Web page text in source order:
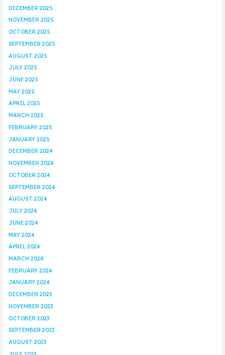
DECEMBER 2025
NOVEMBER 2025
OCTOBER 2025
SEPTEMBER 2025
AUGUST 2025
JULY 2025
JUNE 2025
MAY 2025
APRIL 2025
MARCH 2025
FEBRUARY 2025
JANUARY 2025
DECEMBER 2024
NOVEMBER 2024
OCTOBER 2024
SEPTEMBER 2024
AUGUST 2024
JULY 2024
JUNE 2024
MAY 2024
APRIL 2024
MARCH 2024
FEBRUARY 2024
JANUARY 2024
DECEMBER 2023
NOVEMBER 2023
OCTOBER 2023
SEPTEMBER 2023
AUGUST 2023